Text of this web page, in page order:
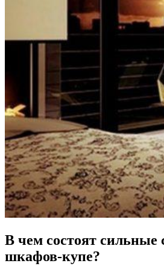
В чем состоят сильные
шкафов-купе?